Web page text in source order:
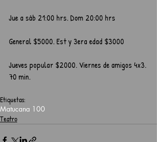
Jue a sáb 21:00 hrs. Dom 20:00 hrs
General $5000. Est y 3era edad $3000
Jueves popular $2000. Viernes de amigos 4x3.
70 min.
Etiquetas:
Matucana 100
Teatro